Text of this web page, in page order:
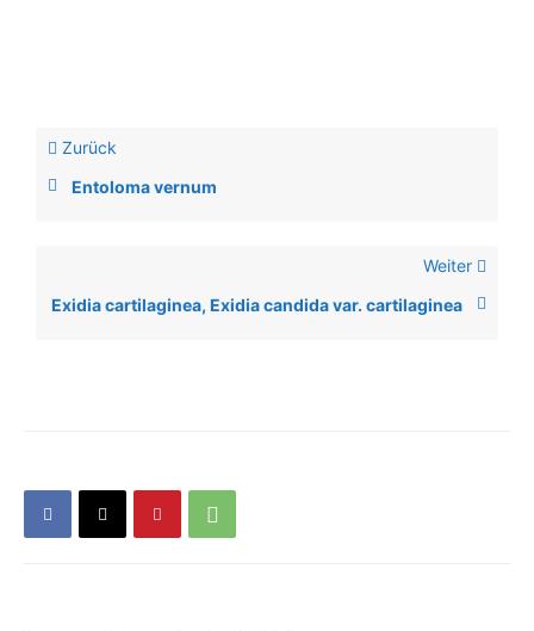
Zurück
Entoloma vernum
Weiter
Exidia cartilaginea, Exidia candida var. cartilaginea